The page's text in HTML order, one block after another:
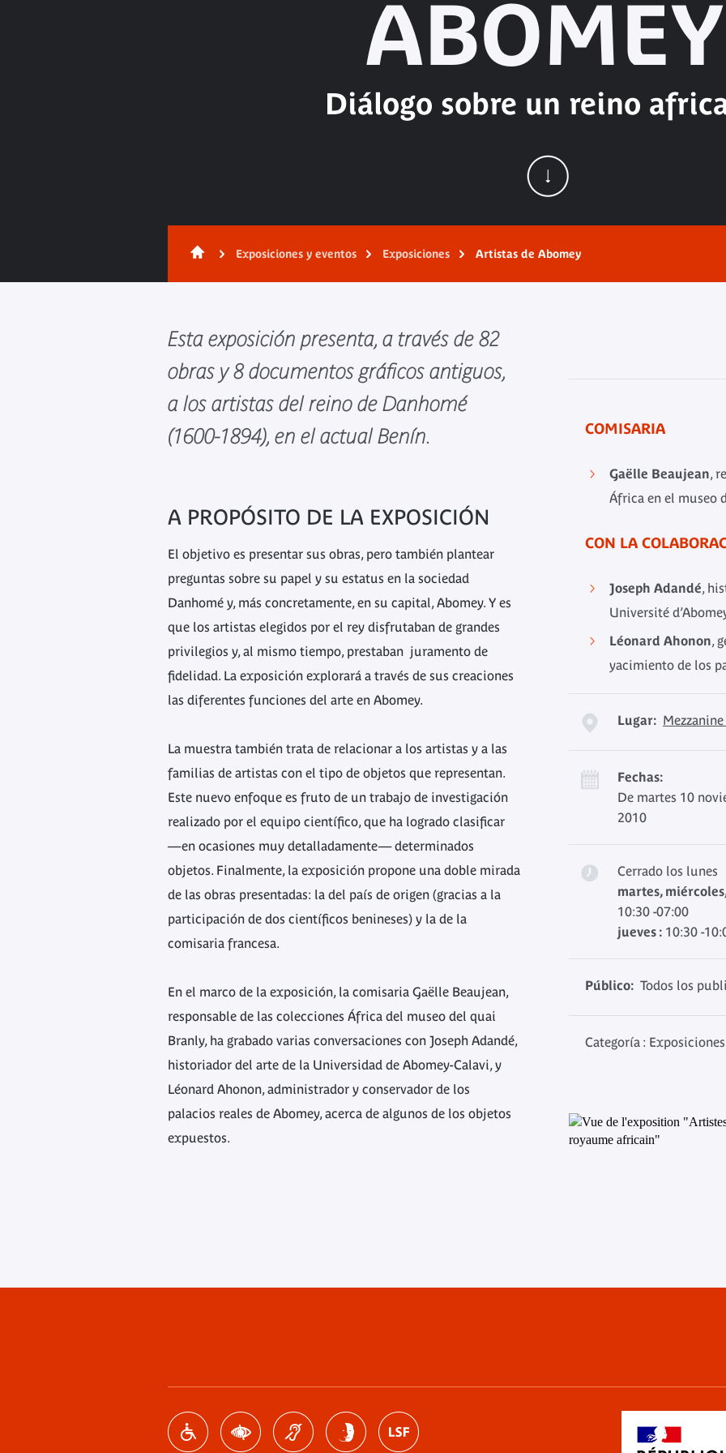
ABOMEY
Diálogo sobre un reino
Exposiciones y eventos Exposiciones Artistas de Abomey
Esta exposición presenta, a través de 82
obras y 8 documentos gráficos antiguos,
a los artistas del reino de Danhomé
(1600-1894), en el actual Benín.
A PROPÓSITO DE LA EXPOSICIÓN
El objetivo es presentar sus obras, pero también plantear
preguntas sobre su papel y su estatus en la sociedad
Danhomé y, más concretamente, en su capital, Abomey. Y es
que los artistas elegidos por el rey disfrutaban de grandes
privilegios y, al mismo tiempo, prestaban juramento de
fidelidad. La exposición explorará a través de sus creaciones
las diferentes funciones del arte en Abomey.
La muestra también trata de relacionar a los artistas y a las
familias de artistas con el tipo de objetos que representan.
Este nuevo enfoque es fruto de un trabajo de investigación
realizado por el equipo científico, que ha logrado clasificar
—en ocasiones muy detalladamente— determinados
objetos. Finalmente, la exposición propone una doble mirada
de las obras presentadas: la del país de origen (gracias a la
participación de dos científicos benineses) y la de la
comisaria francesa.
En el marco de la exposición, la comisaria Gaëlle Beaujean,
responsable de las colecciones África del museo del quai
Branly, ha grabado varias conversaciones con Joseph Adandé,
historiador del arte de la Universidad de Abomey-Calavi, y
Léonard Ahonon, administrador y conservador de los
palacios reales de Abomey, acerca de algunos de los objetos
expuestos.
COMISARIA
Gaëlle Beaujean,
África en el museo
CON LA
Joseph Adandé,
Université
Léonard Ahonon,
yacimiento de los
Lugar:
Fechas:
De martes 10
2010
Cerrado los lunes
martes,
10:30 -07:00
jueves : 10:30 -
Público: Todos los
Categoría : Exposiciones
de
de
página